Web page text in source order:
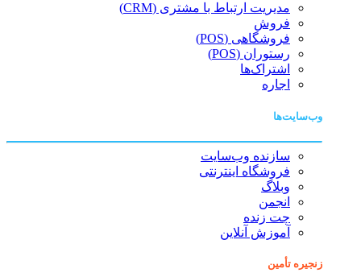
مدیریت ارتباط با مشتری (CRM)
فروش
فروشگاهی (POS)
رستوران (POS)
اشتراک‌ها
اجاره
وب‌سایت‌ها
سازنده وب‌سایت
فروشگاه اینترنتی
وبلاگ
انجمن
چت زنده
آموزش آنلاین
زنجیره تأمین